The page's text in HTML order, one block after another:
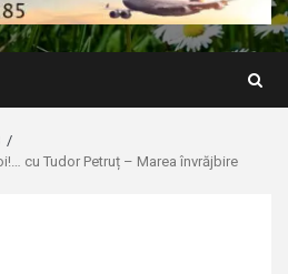
cu Tudor Petruț – Marea învrăjbire